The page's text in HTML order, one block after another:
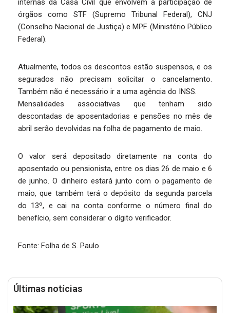
internas da Casa Civil que envolvem a participação de
órgãos como STF (Supremo Tribunal Federal), CNJ
(Conselho Nacional de Justiça) e MPF (Ministério Público
Federal).
Atualmente, todos os descontos estão suspensos, e os
segurados não precisam solicitar o cancelamento.
Também não é necessário ir a uma agência do INSS.
Mensalidades associativas que tenham sido
descontadas de aposentadorias e pensões no mês de
abril serão devolvidas na folha de pagamento de maio.
O valor será depositado diretamente na conta do
aposentado ou pensionista, entre os dias 26 de maio e 6
de junho. O dinheiro estará junto com o pagamento de
maio, que também terá o depósito da segunda parcela
do 13º, e cai na conta conforme o número final do
benefício, sem considerar o dígito verificador.
Fonte: Folha de S. Paulo
Últimas notícias